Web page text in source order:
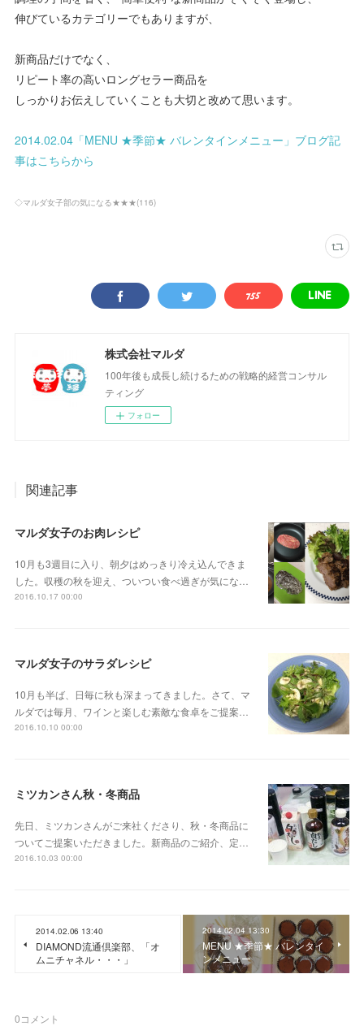
伸びているカテゴリーでもありますが、
新商品だけでなく、
リピート率の高いロングセラー商品を
しっかりお伝えしていくことも大切と改めて思います。
2014.02.04「MENU ★季節★ バレンタインメニュー」ブログ記
事はこちらから
◇マルダ女子部の気になる★★★(116)
株式会社マルダ
100年後も成長し続けるための戦略的経営コンサル
ティング
フォロー
関連記事
マルダ女子のお肉レシピ
10月も3週目に入り、朝夕はめっきり冷え込んできま
した。収穫の秋を迎え、ついつい食べ過ぎが気にな…
2016.10.17 00:00
マルダ女子のサラダレシピ
10月も半ば、日毎に秋も深まってきました。さて、マ
ルダでは毎月、ワインと楽しむ素敵な食卓をご提案…
2016.10.10 00:00
ミツカンさん秋・冬商品
先日、ミツカンさんがご来社くださり、秋・冬商品に
ついてご提案いただきました。新商品のご紹介、定…
2016.10.03 00:00
2014.02.06 13:40
DIAMOND流通倶楽部、「オ
ムニチャネル・・・」
2014.02.04 13:30
MENU ★季節★ バレンタイ
ンメニュー
0コメント